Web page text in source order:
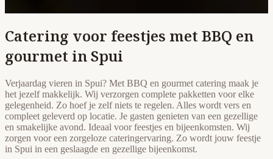
Catering voor feestjes met BBQ en
gourmet in Spui
Verjaardag vieren in Spui? Met BBQ en gourmet catering maak je
het jezelf makkelijk. Wij verzorgen complete pakketten voor elke
gelegenheid. Zo hoef je zelf niets te regelen. Alles wordt vers en
compleet geleverd op locatie. Je gasten genieten van een gezellige
en smakelijke avond. Ideaal voor feestjes en bijeenkomsten. Wij
zorgen voor een zorgeloze cateringervaring. Zo wordt jouw feestje
in Spui in een geslaagde en gezellige bijeenkomst.